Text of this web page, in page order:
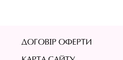
ДОГОВІР ОФЕРТИ